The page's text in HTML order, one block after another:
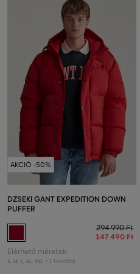
AKCIÓ -50%
DZSEKI GANT EXPEDITION DOWN
PUFFER
294 990 Ft
147 490 Ft
Elérhető méretek:
S, M L XL XXL +1 további